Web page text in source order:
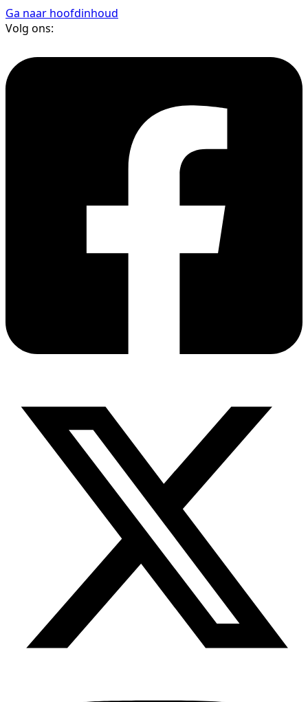
Ga naar hoofdinhoud
Volg ons: